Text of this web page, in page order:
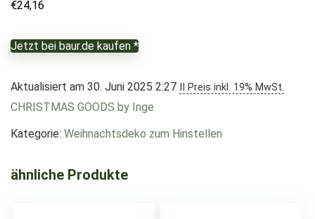
€24,16
Jetzt bei baur.de kaufen *
Aktualisiert am 30. Juni 2025 2:27 II Preis inkl. 19% MwSt.
CHRISTMAS GOODS by Inge
Kategorie: Weihnachtsdeko zum Hinstellen
ähnliche Produkte